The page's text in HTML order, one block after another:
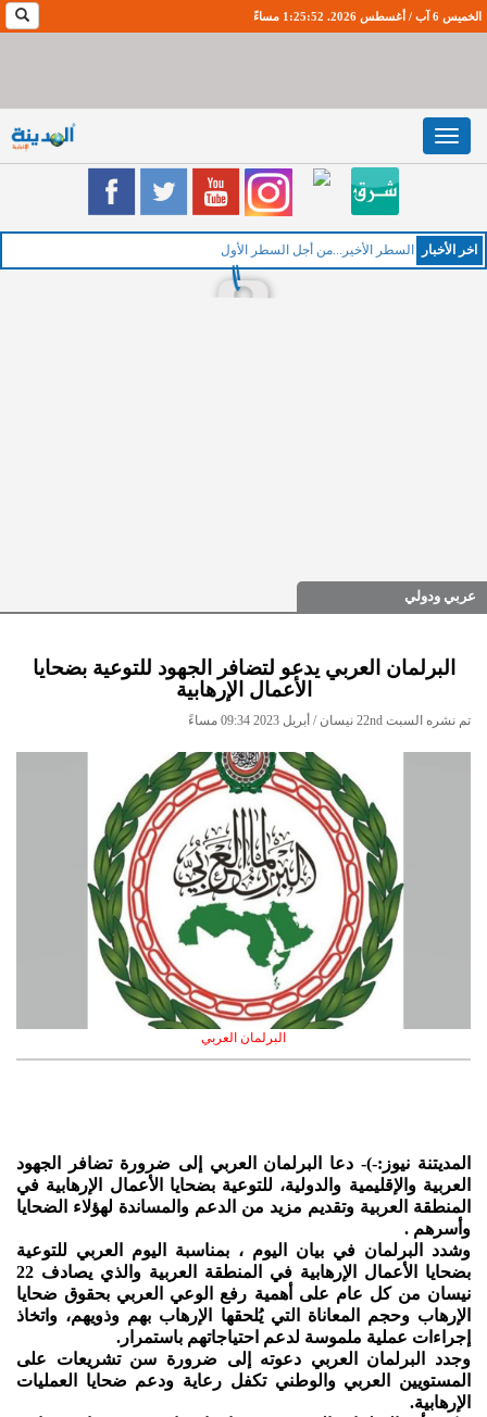
الخميس 6 آب / أغسطس 2026. 1:25:53 مساءً
Toggle
navigation
اخر اﻷخبار السطر الأخير...من أجل السطر الأول
عربي ودولي
البرلمان العربي يدعو لتضافر الجهود للتوعية بضحايا
الأعمال الإرهابية
تم نشره السبت 22nd نيسان / أبريل 2023 09:34 مساءً
البرلمان العربي
المديتنة نيوز:-)- دعا البرلمان العربي إلى ضرورة تضافر الجهود
العربية والإقليمية والدولية، للتوعية بضحايا الأعمال الإرهابية في
المنطقة العربية وتقديم مزيد من الدعم والمساندة لهؤلاء الضحايا
وأسرهم .
وشدد البرلمان في بيان اليوم ، بمناسبة اليوم العربي للتوعية
بضحايا الأعمال الإرهابية في المنطقة العربية والذي يصادف 22
نيسان من كل عام على أهمية رفع الوعي العربي بحقوق ضحايا
الإرهاب وحجم المعاناة التي يُلحقها الإرهاب بهم وذويهم، واتخاذ
إجراءات عملية ملموسة لدعم احتياجاتهم باستمرار.
وجدد البرلمان العربي دعوته إلى ضرورة سن تشريعات على
المستويين العربي والوطني تكفل رعاية ودعم ضحايا العمليات
الإرهابية.